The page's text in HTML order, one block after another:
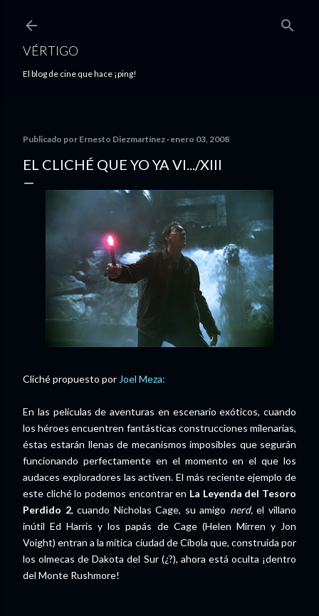
VÉRTIGO
El blog de cine que hace ¡ping!
Publicado por Ernesto Diezmartínez enero 03, 2008
EL CLICHÉ QUE YO YA VI.../XIII
Cliché propuesto por Joel Meza:
En las películas de aventuras en escenario exóticos, cuando
los héroes encuentren fantásticas construcciones milenarias,
éstas estarán llenas de mecanismos imposibles que segurán
funcionando perfectamente en el momento en el que los
audaces exploradores las activen. El más reciente ejemplo de
este cliché lo podemos encontrar en La Leyenda del Tesoro
Perdido 2, cuando Nicholas Cage, su amigo nerd,el villano
inútil Ed Harris y los papás de Cage (Helen Mirren y Jon
Voight) entran a la mítica ciudad de Cíbola que, construida por
los olmecas de Dakota del Sur (¿?), ahora está oculta ¡dentro
del Monte Rushmore!